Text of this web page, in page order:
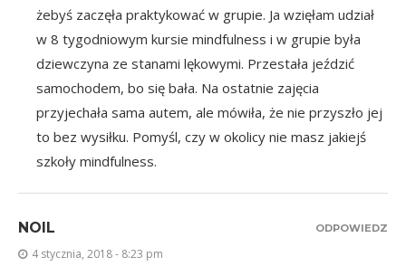
żebyś zaczęła praktykować w grupie. Ja wzięłam udział
w 8 tygodniowym kursie mindfulness i w grupie była
dziewczyna ze stanami lękowymi. Przestała jeździć
samochodem, bo się bała. Na ostatnie zajęcia
przyjechała sama autem, ale mówiła, że nie przyszło jej
to bez wysiłku. Pomyśl, czy w okolicy nie masz jakiejś
szkoły mindfulness.
NOIL
4 stycznia, 2018 - 8:23 pm
ODPOWIEDZ